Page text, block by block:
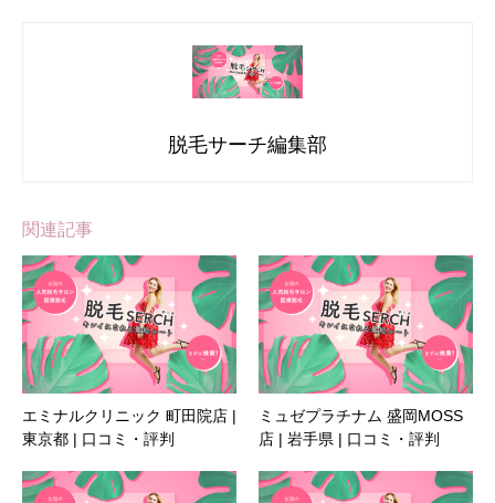
脱毛サーチ編集部
関連記事
エミナルクリニック 町田院店 |
東京都 | 口コミ・評判
ミュゼプラチナム 盛岡MOSS
店 | 岩手県 | 口コミ・評判